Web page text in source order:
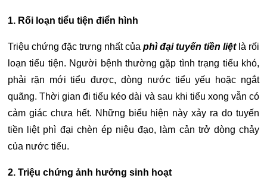
1. Rối loạn tiểu tiện điển hình
Triệu chứng đặc trưng nhất của phì đại tuyến tiền liệtlà rối
loạn tiểu tiện. Người bệnh thường gặp tình trạng tiểu khó,
phải rặn mới tiểu được, dòng nước tiểu yếu hoặc ngắt
quãng. Thời gian đi tiểu kéo dài và sau khi tiểu xong vẫn có
cảm giác chưa hết. Những biểu hiện này xảy ra do tuyến
tiền liệt phì đại chèn ép niệu đạo, làm cản trở dòng chảy
của nước tiểu.
2. Triệu chứng ảnh hưởng sinh hoạt